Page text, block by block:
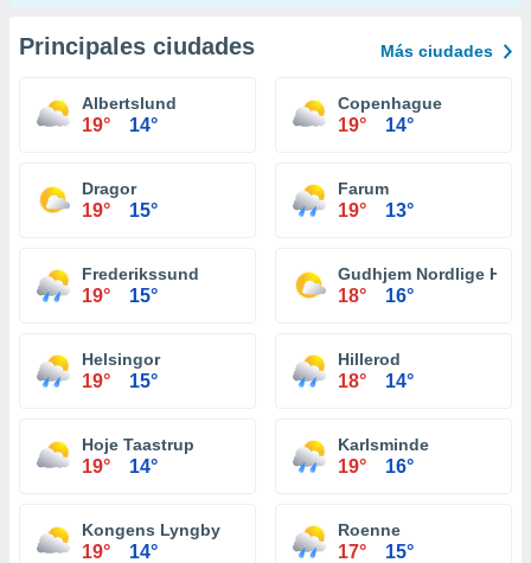
Principales ciudades Más ciudades
Albertslund
19° 14°
Copenhague
19° 14°
Dragor
19° 15°
Farum
19° 13°
Frederikssund
19° 15°
Gudhjem Nordlige Havn
18° 16°
Helsingor
19° 15°
Hillerod
18° 14°
Hoje Taastrup
19° 14°
Karlsminde
19° 16°
Kongens Lyngby
19° 14°
Roenne
17° 15°